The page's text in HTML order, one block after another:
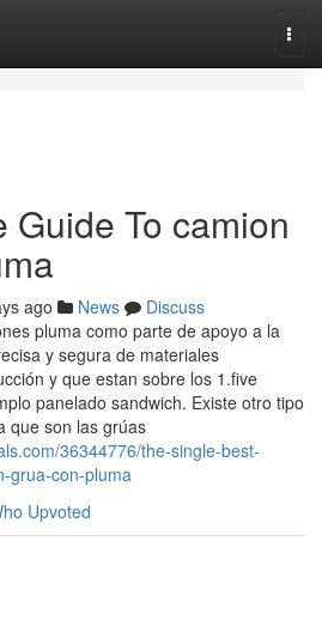
Guide To camion
ago News
Discuss
pluma como parte de apoyo a la
y segura de materiales
y que estan sobre los 1.five
panelado sandwich. Existe otro tipo
que son las grúas
36344776/the-single-best-
grua-con-pluma
Upvoted